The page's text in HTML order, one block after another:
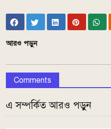
আরও পড়ুন
Comments
এ সম্পর্কিত আরও পড়ুন